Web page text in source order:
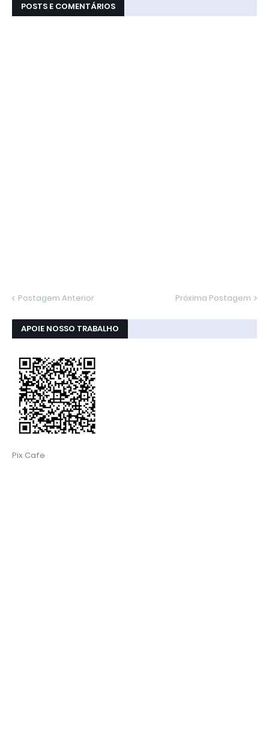
POSTS E COMENTÁRIOS
Postagem Anterior Próxima Postagem
APOIE NOSSO TRABALHO
Pix Cafe